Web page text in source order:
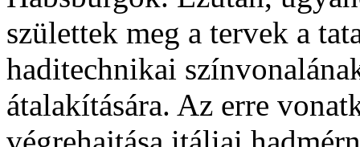
születtek meg a tervek a
haditechnikai
átalakítására. Az erre